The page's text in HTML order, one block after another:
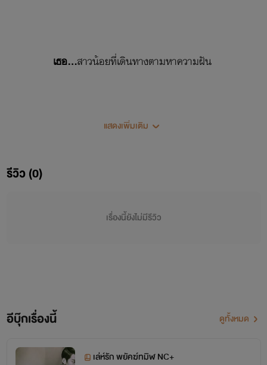
เธอ...สาวน้อยที่เดินทางตามหาความฝัน
แสดงเพิ่มเติม
รีวิว (0)
เรื่องนี้ยังไม่มีรีวิว
อีบุ๊กเรื่องนี้ ดูทั้งหมด
เล่ห์รัก พยัคฆ์ทมิฬ NC+